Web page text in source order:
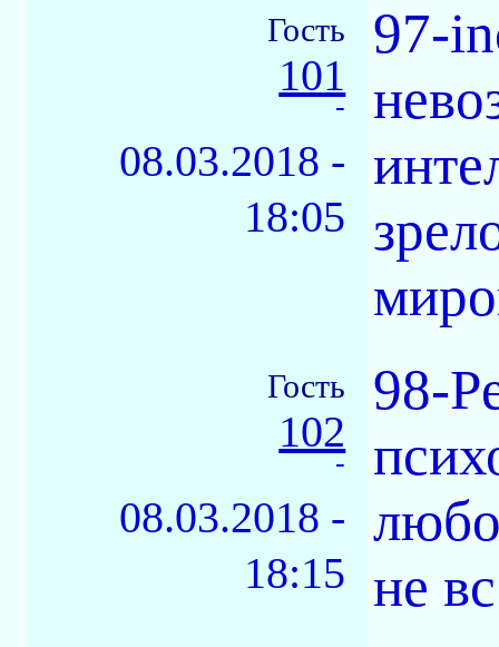
Гость
101
-
08.03.2018 -
18:05
97-
Гость
102
-
08.03.2018 -
18:15
98-
не